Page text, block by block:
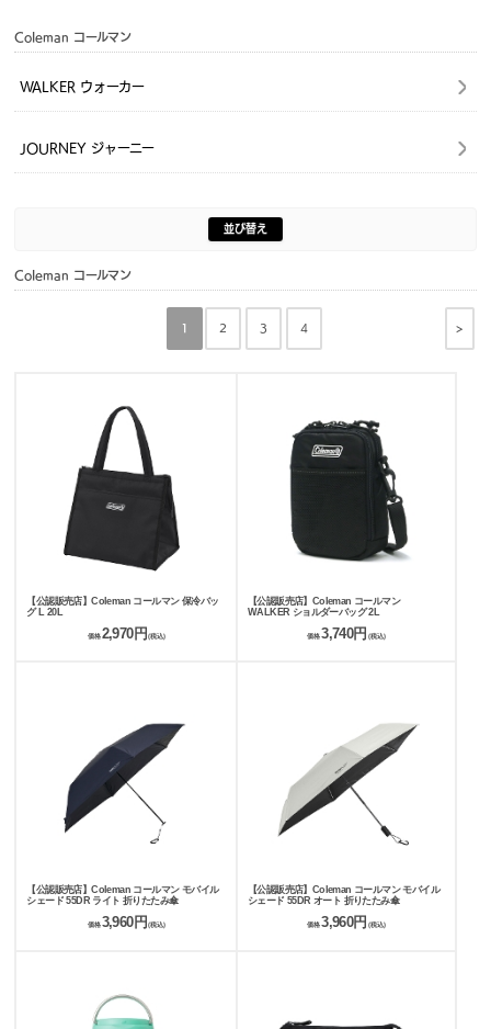
Coleman コールマン
WALKER ウォーカー
JOURNEY ジャーニー
並び替え
Coleman コールマン
>
1 2 3 4
【公認販売店】Coleman コールマン 保冷バッ
グ L 20L
価格 2,970円(税込)
【公認販売店】Coleman コールマン
WALKER ショルダーバッグ 2L
価格3,740円 (税込)
【公認販売店】Coleman コールマン モバイル
シェード 55DR ライト 折りたたみ傘
価格 3,960円 (税込)
【公認販売店】Coleman コールマン モバイル
シェード 55DR オート 折りたたみ傘
価格3,960円 (税込)